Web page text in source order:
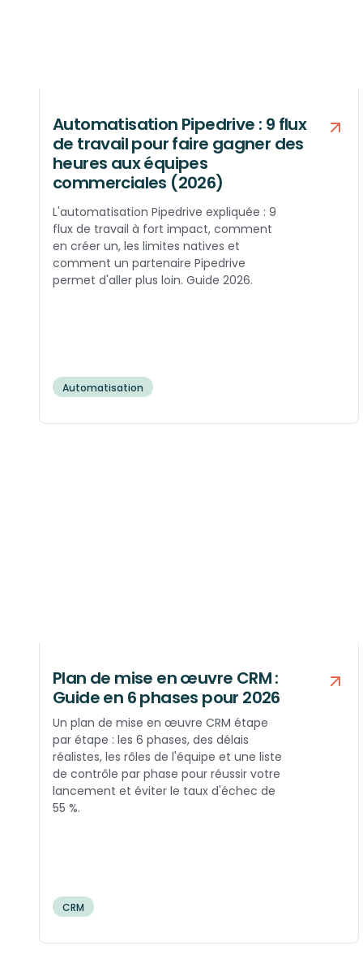
Automatisation Pipedrive : 9 flux
de travail pour faire gagner des
heures aux équipes
commerciales (2026)
L'automatisation Pipedrive expliquée : 9
flux de travail à fort impact, comment
en créer un, les limites natives et
comment un partenaire Pipedrive
permet d'aller plus loin. Guide 2026.
Automatisation
Plan de mise en œuvre CRM :
Guide en 6 phases pour 2026
Un plan de mise en œuvre CRM étape
par étape : les 6 phases, des délais
réalistes, les rôles de l'équipe et une liste
de contrôle par phase pour réussir votre
lancement et éviter le taux d'échec de
55 %.
CRM